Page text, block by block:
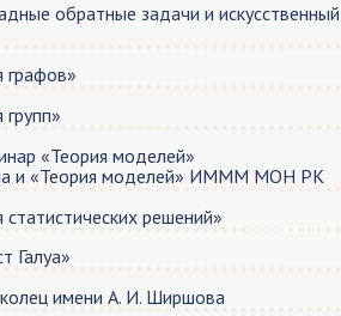
обратные задачи и искусственный
графов»
«Теория моделей»
и «Теория моделей» ИМММ МОН РК
решений»
Галуа»
имeни А. И. Ширшова